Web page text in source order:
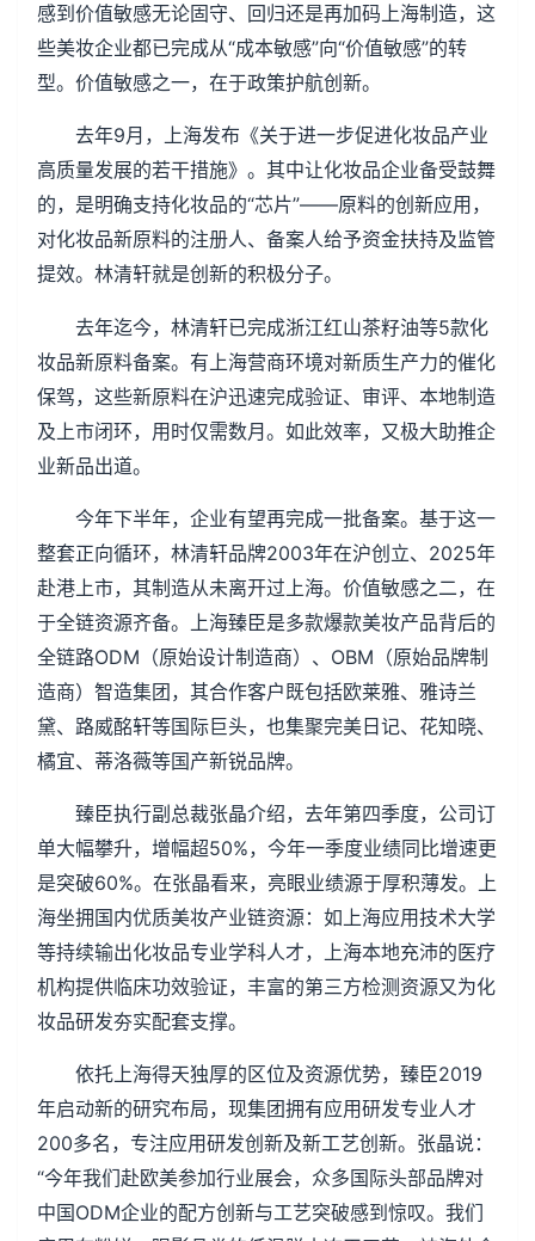
感到价值敏感无论固守、回归还是再加码上海制造，这
些美妆企业都已完成从“成本敏感”向“价值敏感”的转
型。价值敏感之一，在于政策护航创新。
去年9月，上海发布《关于进一步促进化妆品产业
高质量发展的若干措施》。其中让化妆品企业备受鼓舞
的，是明确支持化妆品的“芯片”——原料的创新应用，
对化妆品新原料的注册人、备案人给予资金扶持及监管
提效。林清轩就是创新的积极分子。
去年迄今，林清轩已完成浙江红山茶籽油等5款化
妆品新原料备案。有上海营商环境对新质生产力的催化
保驾，这些新原料在沪迅速完成验证、审评、本地制造
及上市闭环，用时仅需数月。如此效率，又极大助推企
业新品出道。
今年下半年，企业有望再完成一批备案。基于这一
整套正向循环，林清轩品牌2003年在沪创立、2025年
赴港上市，其制造从未离开过上海。价值敏感之二，在
于全链资源齐备。上海臻臣是多款爆款美妆产品背后的
全链路ODM（原始设计制造商）、OBM（原始品牌制
造商）智造集团，其合作客户既包括欧莱雅、雅诗兰
黛、路威酩轩等国际巨头，也集聚完美日记、花知晓、
橘宜、蒂洛薇等国产新锐品牌。
臻臣执行副总裁张晶介绍，去年第四季度，公司订
单大幅攀升，增幅超50%，今年一季度业绩同比增速更
是突破60%。在张晶看来，亮眼业绩源于厚积薄发。上
海坐拥国内优质美妆产业链资源：如上海应用技术大学
等持续输出化妆品专业学科人才，上海本地充沛的医疗
机构提供临床功效验证，丰富的第三方检测资源又为化
妆品研发夯实配套支撑。
依托上海得天独厚的区位及资源优势，臻臣2019
年启动新的研究布局，现集团拥有应用研发专业人才
200多名，专注应用研发创新及新工艺创新。张晶说：
“今年我们赴欧美参加行业展会，众多国际头部品牌对
中国ODM企业的配方创新与工艺突破感到惊叹。我们